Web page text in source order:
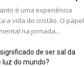
é uma experiência
a vida do cristão. O papel
na jornada...
de ser sal da
luz do mundo?